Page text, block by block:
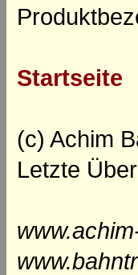
Startseite
(c) Achim
Letzte